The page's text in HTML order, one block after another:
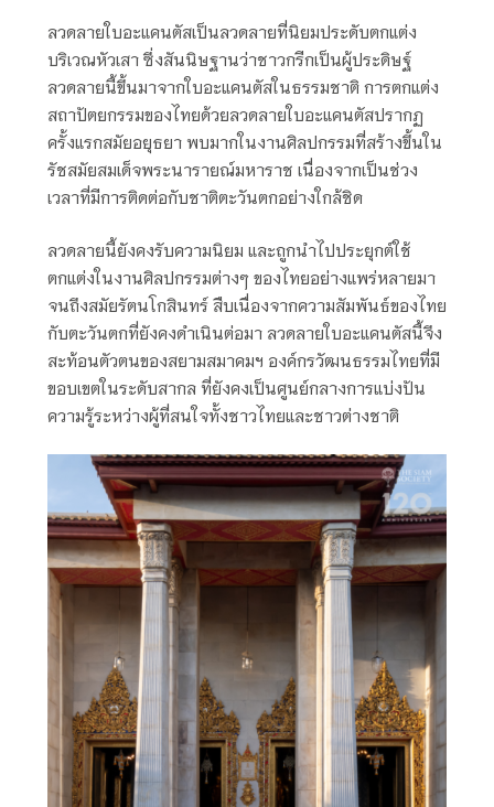
ลวดลายใบอะแคนตัสเป็นลวดลายที่นิยมประดับตกแต่ง
บริเวณหัวเสา ซึ่งสันนิษฐานว่าชาวกรีกเป็นผู้ประดิษฐ์
ลวดลายนี้ขึ้นมาจากใบอะแคนตัสในธรรมชาติ การตกแต่ง
สถาปัตยกรรมของไทยด้วยลวดลายใบอะแคนตัสปรากฏ
ครั้งแรกสมัยอยุธยา พบมากในงานศิลปกรรมที่สร้างขึ้นใน
รัชสมัยสมเด็จพระนารายณ์มหาราช เนื่องจากเป็นช่วง
เวลาที่มีการติดต่อกับชาติตะวันตกอย่างใกล้ชิด
ลวดลายนี้ยังคงรับความนิยม และถูกนำไปประยุกต์ใช้
ตกแต่งในงานศิลปกรรมต่างๆ ของไทยอย่างแพร่หลายมา
จนถึงสมัยรัตนโกสินทร์ สืบเนื่องจากความสัมพันธ์ของไทย
กับตะวันตกที่ยังคงดำเนินต่อมา ลวดลายใบอะแคนตัสนี้จึง
สะท้อนตัวตนของสยามสมาคมฯ องค์กรวัฒนธรรมไทยที่มี
ขอบเขตในระดับสากล ที่ยังคงเป็นศูนย์กลางการแบ่งปัน
ความรู้ระหว่างผู้ที่สนใจทั้งชาวไทยและชาวต่างชาติ